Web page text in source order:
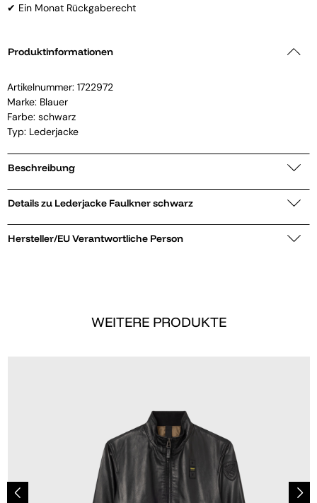
✔ Ein Monat Rückgaberecht
Produktinformationen
Artikelnummer: 1722972
Marke: Blauer
Farbe: schwarz
Typ: Lederjacke
Beschreibung
Details zu Lederjacke Faulkner schwarz
Hersteller/EU Verantwortliche Person
WEITERE PRODUKTE